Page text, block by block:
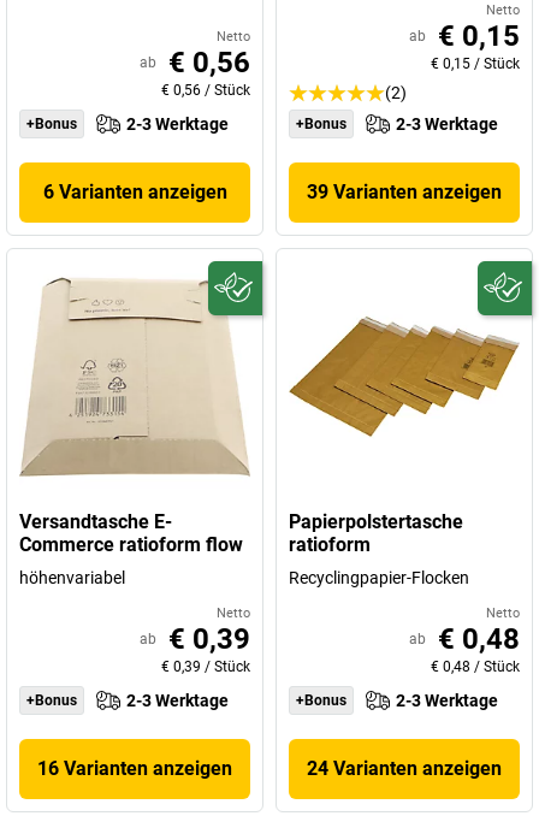
Netto
ab € 0,56
€ 0,56 / Stück
+Bonus
2-3 Werktage
6 Varianten anzeigen
Netto
ab € 0,15
€ 0,15 / Stück
(2)
+Bonus 2-3 Werktage
39 Varianten anzeigen
Versandtasche E-
Commerce ratioform flow
höhenvariabel
Netto
ab € 0,39
€ 0,39 / Stück
+Bonus
2-3 Werktage
16 Varianten anzeigen
Papierpolstertasche
ratioform
Recyclingpapier-Flocken
Netto
ab € 0,48
€ 0,48 / Stück
+Bonus
2-3 Werktage
24 Varianten anzeigen